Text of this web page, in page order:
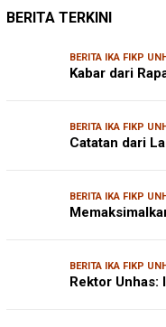
BERITA TERKINI
BERITA IKA FIKP
Kabar dari
BERITA IKA FIKP
Catatan dari
BERITA IKA FIKP
BERITA IKA FIKP
Rektor Unhas: